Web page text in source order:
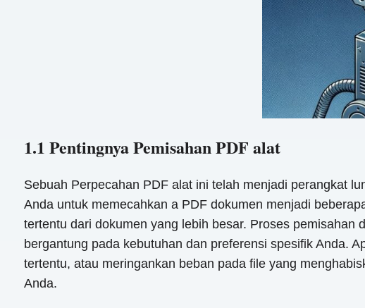
1.1 Pentingnya Pemisahan PDF alat
Sebuah Perpecahan PDF alat ini telah menjadi perangkat
Anda untuk memecahkan a PDF dokumen menjadi
tertentu dari dokumen yang lebih besar. Proses
bergantung pada kebutuhan dan preferensi spesifik Anda.
tertentu, atau meringankan beban pada file yang
Anda.